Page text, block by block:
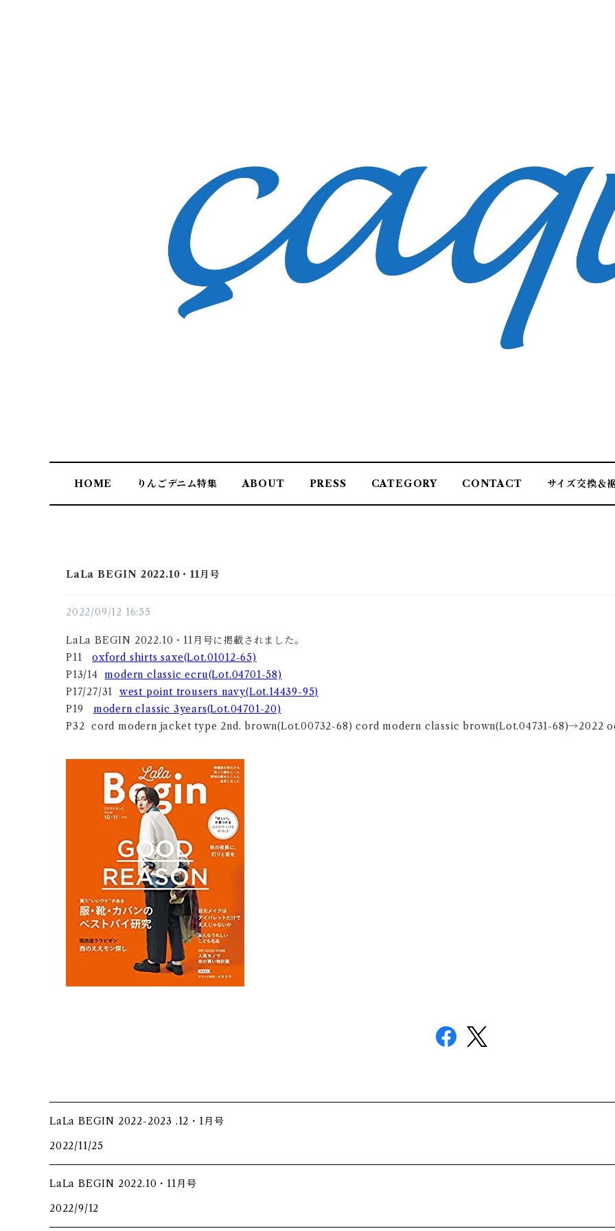
HOME りんごデニム特集 ABOUT PRESS CATEGORY CONTACT サイズ交換＆
LaLa BEGIN 2022.10・11月号
2022/09/12 16:55
LaLa BEGIN 2022.10・11月号に掲載されました。
P11oxford shirts saxe(Lot.01012-65)
P13/14modern classic ecru(Lot.04701-58)
P17/27/31 west point trousers navy(Lot.14439-95)
P19 modern classic 3years(Lot.04701-20)
P32 cord modern jacket type 2nd. brown(Lot.00732-68) cord modern classic brown(Lot.04731-68)→2022
LaLa BEGIN 2022-2023 .12・1月号
2022/11/25
LaLa BEGIN 2022.10・11月号
2022/9/12